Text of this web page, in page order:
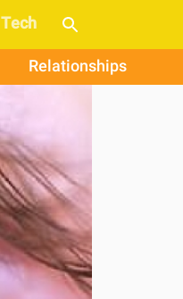
Tech
Relationships